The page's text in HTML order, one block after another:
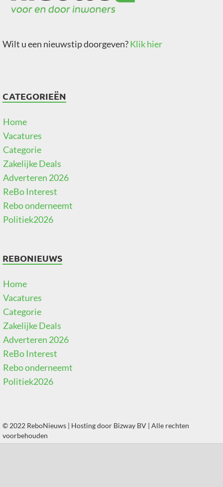
Wilt u een nieuwstip doorgeven?Klik hier
CATEGORIEËN
Home
Vacatures
Categorie
Zakelijke Deals
Adverteren 2026
ReBo Interest
Rebo onderneemt
Politiek2026
REBONIEUWS
Home
Vacatures
Categorie
Zakelijke Deals
Adverteren 2026
ReBo Interest
Rebo onderneemt
Politiek2026
© 2022 ReboNieuws | Hosting door Bizway BV | Alle rechten
voorbehouden